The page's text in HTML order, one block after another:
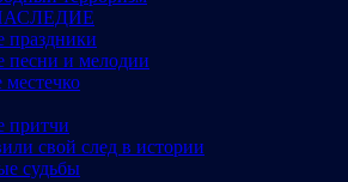
праздники
песни и мелодии
местечко
притчи
свой след в истории
судьбы